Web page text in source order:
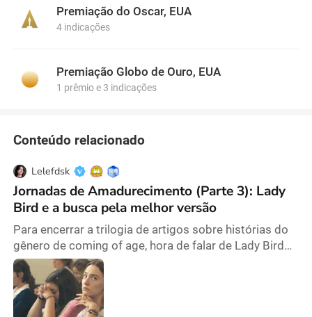
drama histórico Blitz, dirigido por Steve McQueen,
consolidando ainda mais sua presença no cinema
personagens emocionalmente complexos e
desafiadores, transitando com naturalidade entre o
Premiação do Oscar, EUA
4 indicações
Premiação Globo de Ouro, EUA
1 prêmio e 3 indicações
Conteúdo relacionado
Lelefdsk
Jornadas de Amadurecimento (Parte 3): Lady
Bird e a busca pela melhor versão
Para encerrar a trilogia de artigos sobre histórias do
gênero de coming of age, hora de falar de Lady Bird
(2017), um filme que eu sempre soube que ia gostar
antes mesmo de assistir. Desde Frances Ha (2013),
admirava muito o trabalho da Greta Gerwig -
protagonista e co-autora do filme - e esperei ansiosa